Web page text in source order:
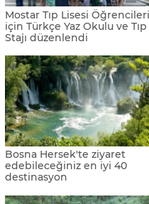
Mostar Tıp Lisesi Öğrencileri
için Türkçe Yaz Okulu ve Tıp
Stajı düzenlendi
Bosna Hersek'te ziyaret
edebileceğiniz en iyi 40
destinasyon